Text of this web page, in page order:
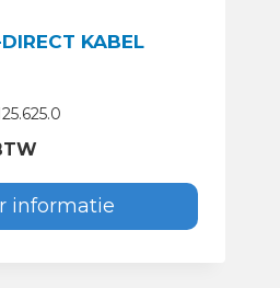
KABEL
informatie